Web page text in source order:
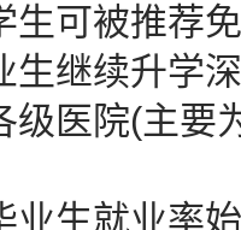
生可被推荐
生继续升学
级医院(主要
业生就业率